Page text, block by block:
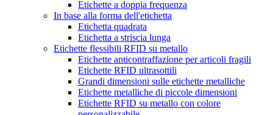
Etichette a doppia frequenza
In base alla forma dell'etichetta
Etichetta quadrata
Etichetta a striscia lunga
Etichette flessibili RFID su metallo
Etichette anticontraffazione per articoli fragili
Etichette RFID ultrasottili
Grandi dimensioni sulle etichette metalliche
Etichette metalliche di piccole dimensioni
Etichette RFID su metallo con colore